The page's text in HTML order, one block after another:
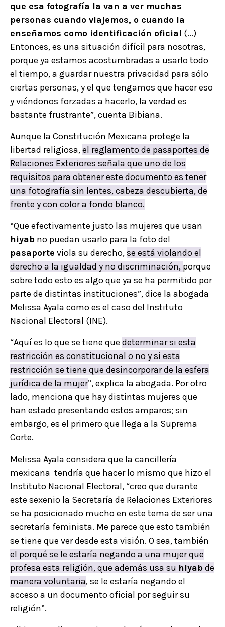
que esa fotografía la van a ver muchas
personas cuando viajemos, o cuando la
enseñamos como identificación oficial (...)
Entonces, es una situación difícil para nosotras,
porque ya estamos acostumbradas a usarlo todo
el tiempo, a guardar nuestra privacidad para sólo
ciertas personas, y el que tengamos que hacer eso
y viéndonos forzadas a hacerlo, la verdad es
bastante frustrante”, cuenta Bibiana.
Aunque la Constitución Mexicana protege la
libertad religiosa,el reglamento de pasaportes de
Relaciones Exteriores señala que uno de los
requisitos para obtener este documento es tener
una fotografía sin lentes, cabeza descubierta, de
frente y con color a fondo blanco.
“Que efectivamente justo las mujeres que usan
hiyab no puedan usarlo para la foto del
pasaporte viola su derecho,se está violando el
derecho a la igualdad y no discriminación, porque
sobre todo esto es algo que ya se ha permitido por
parte de distintas instituciones”, dice la abogada
Melissa Ayala como es el caso del Instituto
Nacional Electoral (INE).
“Aquí es lo que se tiene que determinar si esta
restricción es constitucional o no y si esta
restricción se tiene que desincorporar de la esfera
jurídica de la mujer”, explica la abogada. Por otro
lado, menciona que hay distintas mujeres que
han estado presentando estos amparos; sin
embargo, es el primero que llega a la Suprema
Corte.
Melissa Ayala considera que la cancillería
mexicana tendría que hacer lo mismo que hizo el
Instituto Nacional Electoral, “creo que durante
este sexenio la Secretaría de Relaciones Exteriores
se ha posicionado mucho en este tema de ser una
secretaría feminista. Me parece que esto también
se tiene que ver desde esta visión. O sea, también
el porqué se le estaría negando a una mujer que
profesa esta religión, que además usa su hiyabde
manera voluntaria, se le estaría negando el
acceso a un documento oficial por seguir su
religión”.